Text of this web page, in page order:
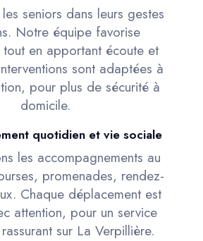
seniors dans leurs gestes
Notre équipe favorise
tout en apportant écoute et
sont adaptées à
pour plus de sécurité à
domicile.
quotidien et vie sociale
les accompagnements au
promenades, rendez-
Chaque déplacement est
attention, pour un service
sur La Verpillière.